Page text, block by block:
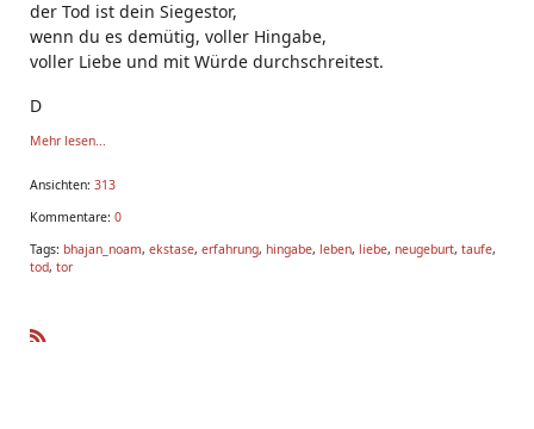
der Tod ist dein Siegestor,
wenn du es demütig, voller Hingabe,
voller Liebe und mit Würde durchschreitest.
D
Mehr lesen...
Ansichten: 313
Kommentare: 0
Tags: bhajan_noam, ekstase, erfahrung, hingabe, leben, liebe, neugeburt, taufe,
tod, tor